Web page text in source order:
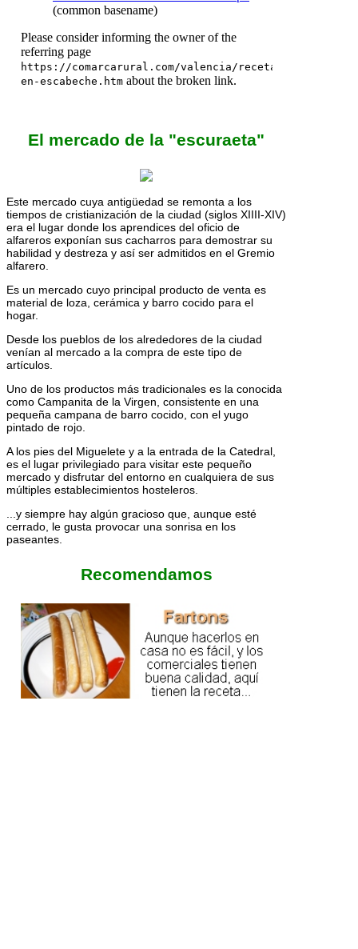
El mercado de la "escuraeta"
Este mercado cuya antigüedad se remonta a los
tiempos de cristianización de la ciudad (siglos XIIII-XIV)
era el lugar donde los aprendices del oficio de
alfareros exponían sus cacharros para demostrar su
habilidad y destreza y así ser admitidos en el Gremio
alfarero.
Es un mercado cuyo principal producto de venta es
material de loza, cerámica y barro cocido para el
hogar.
Desde los pueblos de los alrededores de la ciudad
venían al mercado a la compra de este tipo de
artículos.
Uno de los productos más tradicionales es la conocida
como Campanita de la Virgen, consistente en una
pequeña campana de barro cocido, con el yugo
pintado de rojo.
A los pies del Miguelete y a la entrada de la Catedral,
es el lugar privilegiado para visitar este pequeño
mercado y disfrutar del entorno en cualquiera de sus
múltiples establecimientos hosteleros.
...y siempre hay algún gracioso que, aunque esté
cerrado, le gusta provocar una sonrisa en los
paseantes.